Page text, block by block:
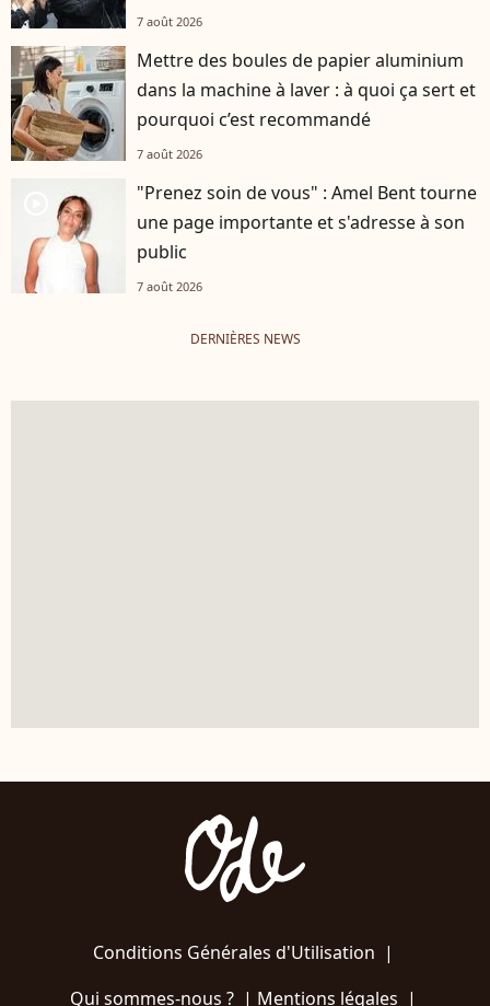
7 août 2026
Mettre des boules de papier aluminium
dans la machine à laver : à quoi ça sert et
pourquoi c’est recommandé
7 août 2026
"Prenez soin de vous" : Amel Bent tourne
une page importante et s'adresse à son
public
7 août 2026
DERNIÈRES NEWS
Conditions Générales d'Utilisation |
Qui sommes-nous ?| Mentions légales |